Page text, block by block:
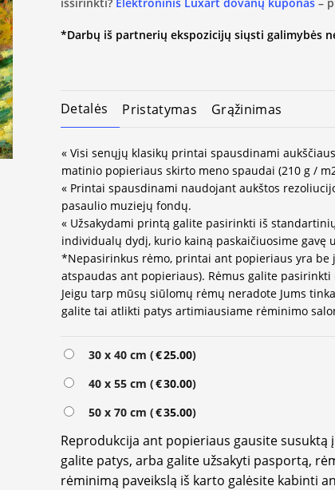
*Darbų iš partnerių ekspozicijų siųsti galimybės
Detalės Pristatymas Grąžinimas
« Visi senųjų klasikų printai spausdinami
matinio popieriaus skirto meno spaudai (210 g /
« Printai spausdinami naudojant aukštos
pasaulio muziejų fondų.
« Užsakydami printą galite pasirinkti iš
individualų dydį, kurio kainą paskaičiuosime gavę
*Nepasirinkus rėmo, printai ant popieriaus yra
atspaudas ant popieriaus). Rėmus galite
Jeigu tarp mūsų siūlomų rėmų neradote Jums
galite tai atlikti patys artimiausiame rėminimo
30 x 40 cm (€25.00)
40 x 55 cm (€30.00)
50 x 70 cm (€35.00)
Reprodukcija ant popieriaus gausite
galite patys, arba galite užsakyti pasportą,
rėminimą paveikslą iš karto galėsite kabinti
Alternative: